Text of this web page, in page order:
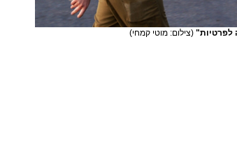
לפרטיות" (צילום: מוטי קמחי)